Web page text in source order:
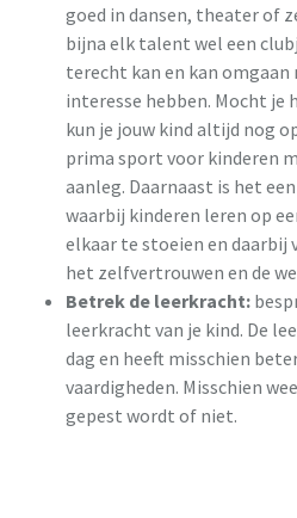
goed in dansen, theater of
bijna elk talent wel een
terecht kan en kan
interesse hebben. Mocht je
kun je jouw kind altijd nog
prima sport voor kinderen
aanleg. Daarnaast is het
waarbij kinderen leren op
elkaar te stoeien en daarbij
het zelfvertrouwen en de
Betrek de leerkracht:
leerkracht van je kind. De
dag en heeft misschien
vaardigheden. Misschien
gepest wordt of niet.